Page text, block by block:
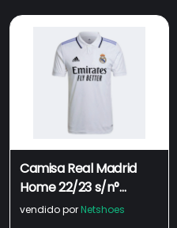
Camisa Real Madrid
Home 22/23 s/n°
Torcedor Adidas
vendido por Netshoes